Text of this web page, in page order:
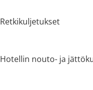
Retkikuljetukset
Hotellin nouto- ja